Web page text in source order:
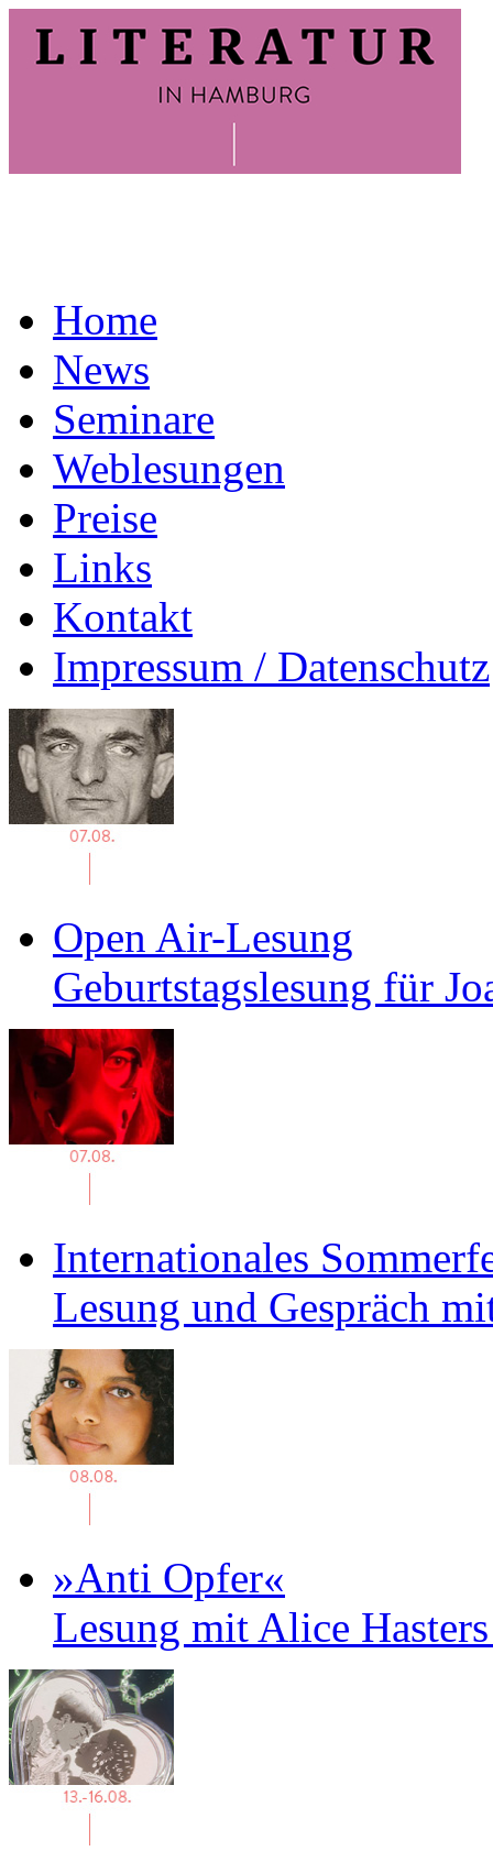
Home
News
Seminare
Weblesungen
Preise
Links
Kontakt
Impressum / Datenschutz
Open Air-Lesung
Geburtstagslesung für
Internationales
Lesung und Gespräch
»Anti Opfer«
Lesung mit Alice